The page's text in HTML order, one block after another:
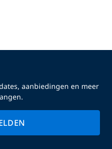
aanbiedingen en meer